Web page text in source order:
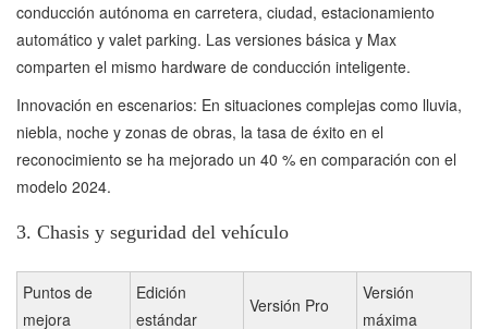
conducción autónoma en carretera, ciudad, estacionamiento
automático y valet parking. Las versiones básica y Max
comparten el mismo hardware de conducción inteligente.
Innovación en escenarios: En situaciones complejas como lluvia,
niebla, noche y zonas de obras, la tasa de éxito en el
reconocimiento se ha mejorado un 40 % en comparación con el
modelo 2024.
3. Chasis y seguridad del vehículo
Puntos de
mejora
Edición
estándar
Versión Pro
Versión
máxima